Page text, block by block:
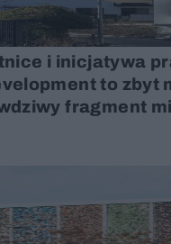
i inicjatywa
to zbyt
fragment